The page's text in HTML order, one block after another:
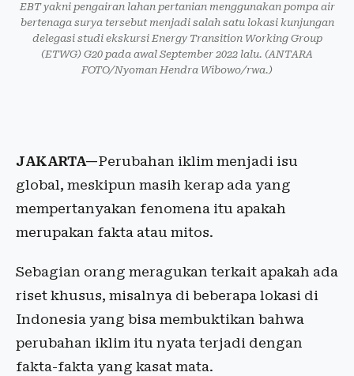
EBT yakni pengairan lahan pertanian menggunakan pompa air
bertenaga surya tersebut menjadi salah satu lokasi kunjungan
delegasi studi ekskursi Energy Transition Working Group
(ETWG) G20 pada awal September 2022 lalu. (ANTARA
FOTO/Nyoman Hendra Wibowo/rwa.)
JAKARTA—Perubahan iklim menjadi isu
global, meskipun masih kerap ada yang
mempertanyakan fenomena itu apakah
merupakan fakta atau mitos.
Sebagian orang meragukan terkait apakah ada
riset khusus, misalnya di beberapa lokasi di
Indonesia yang bisa membuktikan bahwa
perubahan iklim itu nyata terjadi dengan
fakta-fakta yang kasat mata.